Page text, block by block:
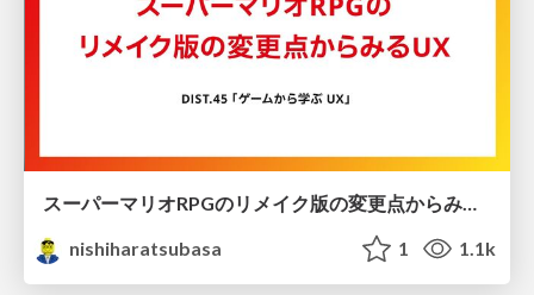
スーパーマリオRPGのリメイク版の変更点からみるUX
nishiharatsubasa
1 1.1k